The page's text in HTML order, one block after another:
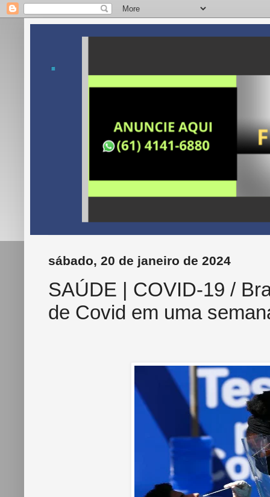
.
sábado, 20 de janeiro de 2024
SAÚDE | COVID-19 /
de Covid em uma